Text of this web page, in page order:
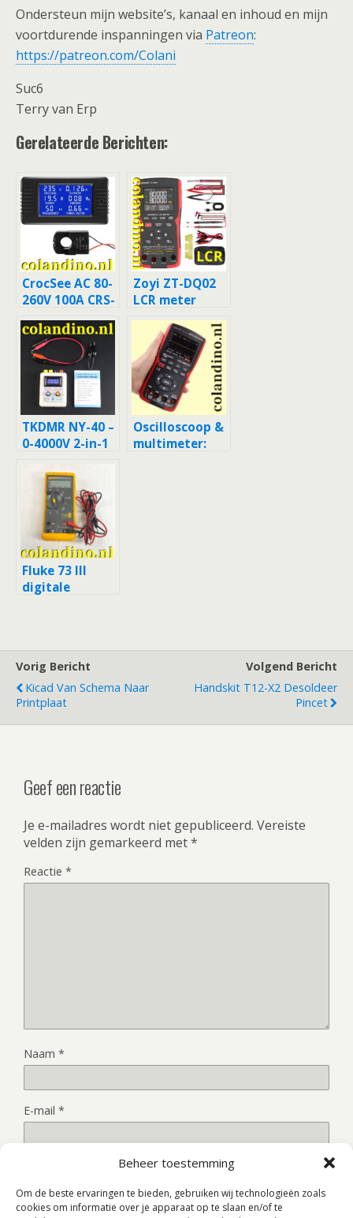
Beheer toestemming
Om de beste ervaringen te bieden, gebruiken wij technologieën zoals
cookies om informatie over je apparaat op te slaan en/of te
Ondersteun mijn website’s, kanaal en inhoud en mijn
voortdurende inspanningen via Patreon:
https://patreon.com/Colani
Suc6
Terry van Erp
Gerelateerde Berichten:
CrocSee AC 80-
260V 100A CRS-
022B
Zoyi ZT-DQ02
LCR meter
TKDMR NY-40 –
0-4000V 2-in-1
ontladingstool
Oscilloscoop &
multimeter:
Fluke 73 III
digitale
Vorig Bericht
Kicad Van Schema Naar
Printplaat
Volgend Bericht
Handskit T12-X2 Desoldeer
Pincet
Geef een reactie
Je e-mailadres wordt niet gepubliceerd. Vereiste
velden zijn gemarkeerd met*
Reactie *
Naam *
E-mail *